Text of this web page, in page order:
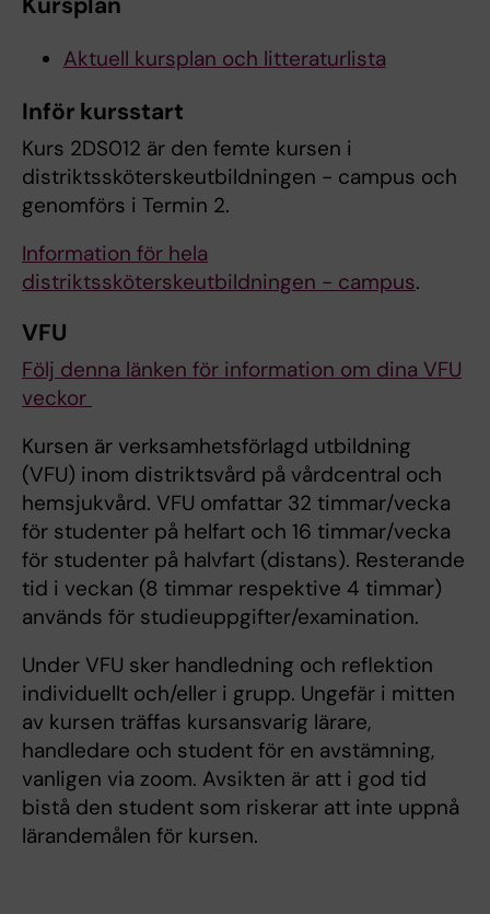
Aktuell kursplan och litteraturlista
Inför kursstart
Kurs 2DS012 är den femte kursen i
distriktssköterskeutbildningen - campus och
genomförs i Termin 2.
Information för hela
distriktssköterskeutbildningen - campus.
VFU
Följ denna länken för information om dina VFU
veckor
Kursen är verksamhetsförlagd utbildning
(VFU) inom distriktsvård på vårdcentral och
hemsjukvård. VFU omfattar 32 timmar/vecka
för studenter på helfart och 16 timmar/vecka
för studenter på halvfart (distans). Resterande
tid i veckan (8 timmar respektive 4 timmar)
används för studieuppgifter/examination.
Under VFU sker handledning och reflektion
individuellt och/eller i grupp. Ungefär i mitten
av kursen träffas kursansvarig lärare,
handledare och student för en avstämning,
vanligen via zoom. Avsikten är att i god tid
bistå den student som riskerar att inte uppnå
lärandemålen för kursen.